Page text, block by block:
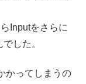
Inputをさらに
した。
かってしまうの